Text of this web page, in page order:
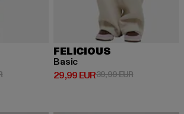
EUR
Aktionspreis: 39,99 EUR
FELICIOUS
Basic
29,99 EUR
Derzeitiger Preis: 29,99 EUR
39,99 EURAktionspreis: